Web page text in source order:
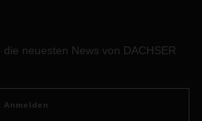
neuesten News von DACHSER
Anmelden